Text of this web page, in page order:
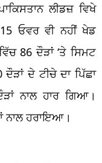
ਲੀਡਜ਼ ਵਿਖੇ
ਓਵਰ ਵੀ ਨਹੀਂ ਖੇਡ
86 ਦੌੜਾਂ ‘ਤੇ ਸਿਮਟ
ਦੇ ਟੀਚੇ ਦਾ ਪਿੱਛਾ
ਨਾਲ ਹਾਰ ਗਿਆ।
ਨਾਲ ਹਰਾਇਆ।